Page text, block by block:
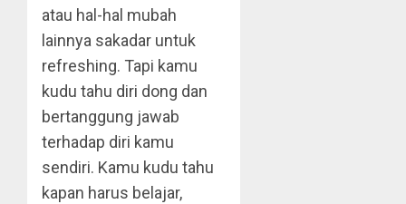
atau hal-hal mubah
lainnya sakadar untuk
refreshing. Tapi kamu
kudu tahu diri dong dan
bertanggung jawab
terhadap diri kamu
sendiri. Kamu kudu tahu
kapan harus belajar,